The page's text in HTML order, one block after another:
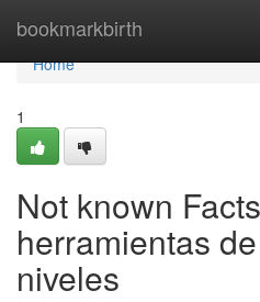
bookmarkbirth
Home
Home
1
Not known
herramientas
niveles